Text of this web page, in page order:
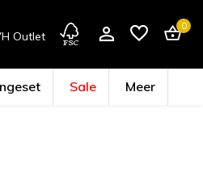
Outlet
0
Sale Meer